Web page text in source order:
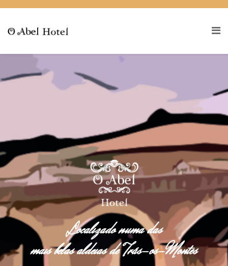
Localizado numa das
mais belas aldeias de Trás-os-Montes